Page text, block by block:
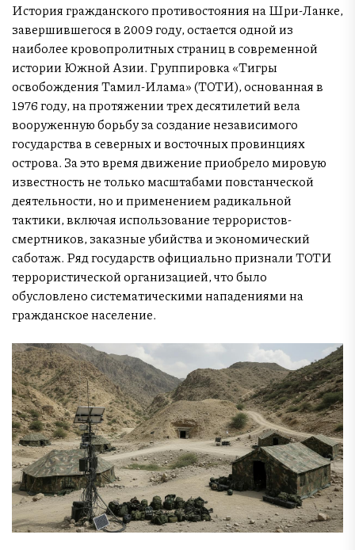
История гражданского противостояния на Шри-Ланке,
завершившегося в 2009 году, остается одной из
наиболее кровопролитных страниц в современной
истории Южной Азии. Группировка «Тигры
освобождения Тамил-Илама» (ТОТИ), основанная в
1976 году, на протяжении трех десятилетий вела
вооруженную борьбу за создание независимого
государства в северных и восточных провинциях
острова. За это время движение приобрело мировую
известность не только масштабами повстанческой
деятельности, но и применением радикальной
тактики, включая использование террористов-
смертников, заказные убийства и экономический
саботаж. Ряд государств официально признали ТОТИ
террористической организацией, что было
обусловлено систематическими нападениями на
гражданское население.